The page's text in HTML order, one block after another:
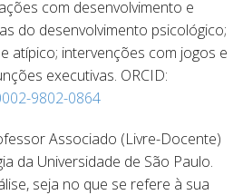
com desenvolvimento e
do desenvolvimento psicológico;
atípico; intervenções com jogos e
executivas. ORCID:
9802-0864
Associado (Livre-Docente)
da Universidade de São Paulo.
seja no que se refere à sua